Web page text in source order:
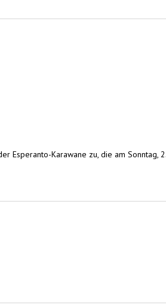
Karawane zu, die am Sonntag,